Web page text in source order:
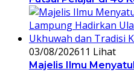
03/08/202611 Lihat
Majelis Ilmu